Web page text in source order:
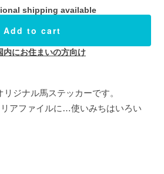
shipping available
Add to cart
内にお住まいの方向け
ジナル馬ステッカーです。
アファイルに…使いみちはいろい